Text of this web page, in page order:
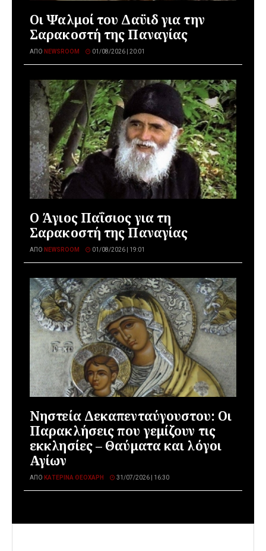
Οι Ψαλμοί του Δαϋιδ για την
Σαρακοστή της Παναγίας
ΑΠΌ NEWSROOM 01/08/2026 | 20:01
Ο Άγιος Παΐσιος για τη
Σαρακοστή της Παναγίας
ΑΠΌ NEWSROOM 01/08/2026 | 19:01
Νηστεία Δεκαπενταύγουστου: Οι
Παρακλήσεις που γεμίζουν τις
εκκλησίες – Θαύματα και λόγοι
Αγίων
ΑΠΌ ΚΑΤΕΡΊΝΑ ΘΕΟΧΆΡΗ 31/07/2026 | 16:30